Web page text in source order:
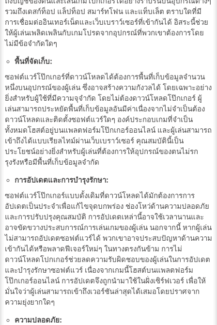
รวมถึงเดสก์ท็อป แล็ปท็อป สมาร์ทโฟน และแท็บเล็ต ตราบใดที่มี
การเชื่อมต่ออินเทอร์เน็ตและเว็บเบราว์เซอร์ที่เข้ากันได้ อิสระนี้ช่วย
ให้ผู้เล่นเพลิดเพลินกับเกมโปรดจากอุปกรณ์ที่พวกเขาต้องการโดย
ไม่มีข้อจำกัดใดๆ
พื้นที่จัดเก็บ:
ซอฟต์แวร์โป๊กเกอร์ที่ดาวน์โหลดได้ต้องการพื้นที่เก็บข้อมูลจำนวน
หนึ่งบนอุปกรณ์ของผู้เล่น ซึ่งอาจสร้างความกังวลได้ โดยเฉพาะอย่าง
ยิ่งสำหรับผู้ใช้ที่มีความจุจำกัด โดยไม่ต้องดาวน์โหลดโป๊กเกอร์ ผู้
เล่นสามารถประหยัดพื้นที่เก็บข้อมูลอันมีค่าเนื่องจากไม่จำเป็นต้อง
ดาวน์โหลดและติดตั้งซอฟต์แวร์ใดๆ องค์ประกอบเกมที่จำเป็น
ทั้งหมดโฮสต์อยู่บนแพลตฟอร์มโป๊กเกอร์ออนไลน์ และผู้เล่นสามารถ
เข้าถึงได้แบบเรียลไทม์ผ่านเว็บเบราว์เซอร์ คุณสมบัตินี้เป็น
ประโยชน์อย่างยิ่งสำหรับผู้เล่นที่ต้องการให้อุปกรณ์ของตนไม่รก
รุงรังหรือมีพื้นที่เก็บข้อมูลจำกัด
การอัปเดตและการบำรุงรักษา:
ซอฟต์แวร์โป๊กเกอร์แบบดั้งเดิมที่ดาวน์โหลดได้มักต้องการการ
อัปเดตเป็นประจำเพื่อแก้ไขจุดบกพร่อง ช่องโหว่ด้านความปลอดภัย
และการปรับปรุงคุณสมบัติ การอัปเดตเหล่านี้อาจใช้เวลานานและ
อาจขัดขวางประสบการณ์การเล่นเกมของผู้เล่น นอกจากนี้ หากผู้เล่น
ไม่สามารถอัปเดตซอฟต์แวร์ได้ พวกเขาอาจประสบปัญหาด้านความ
เข้ากันได้หรือพลาดฟีเจอร์ใหม่ๆ ในทางตรงกันข้าม การไม่
ดาวน์โหลดโปกเกอร์ช่วยลดความรับผิดชอบของผู้เล่นในการอัปเดต
และบำรุงรักษาซอฟต์แวร์ เนื่องจากเกมนี้โฮสต์บนแพลตฟอร์ม
โป๊กเกอร์ออนไลน์ การอัปเดตจึงถูกนำมาใช้ในฝั่งเซิร์ฟเวอร์ เพื่อให้
มั่นใจว่าผู้เล่นสามารถเข้าถึงเวอร์ชันล่าสุดได้เสมอโดยปราศจาก
ความยุ่งยากใดๆ
ความปลอดภัย: